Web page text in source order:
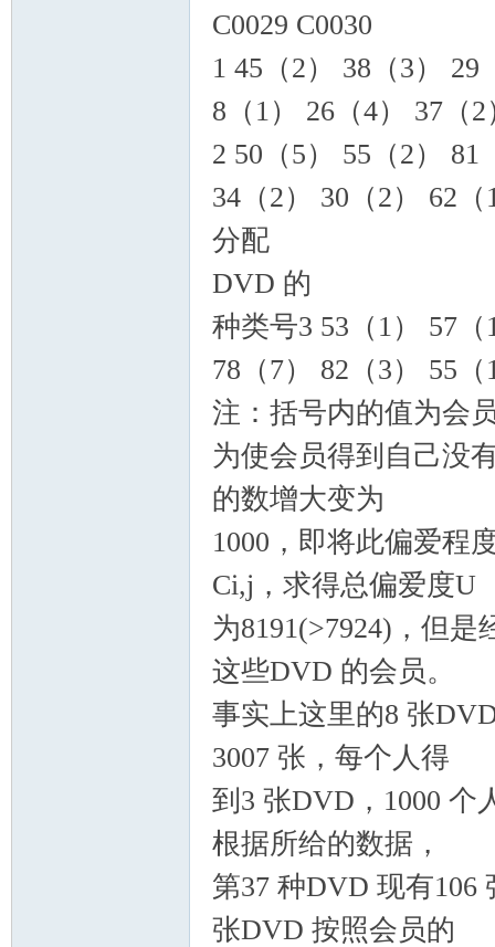
C0029 C0030
1 45（2） 38（3）
8（1） 26（4） 37（2
2 50（5） 55（2） 81
34（2） 30（2） 62（
分配
DVD 的
种类号3 53（1） 57
78（7） 82（3） 55
注：括号内的值为会
为使会员得到自己没
的数增大变为
1000，即将此偏爱程
Ci,j，求得总偏爱度U
为8191(>7924)，但
这些DVD 的会员。
事实上这里的8 张
3007 张，每个人得
到3 张DVD，1000 个
根据所给的数据，
第37 种DVD 现有106
张DVD 按照会员的